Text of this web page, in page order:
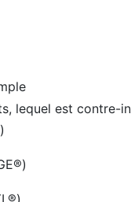
lequel est contre-